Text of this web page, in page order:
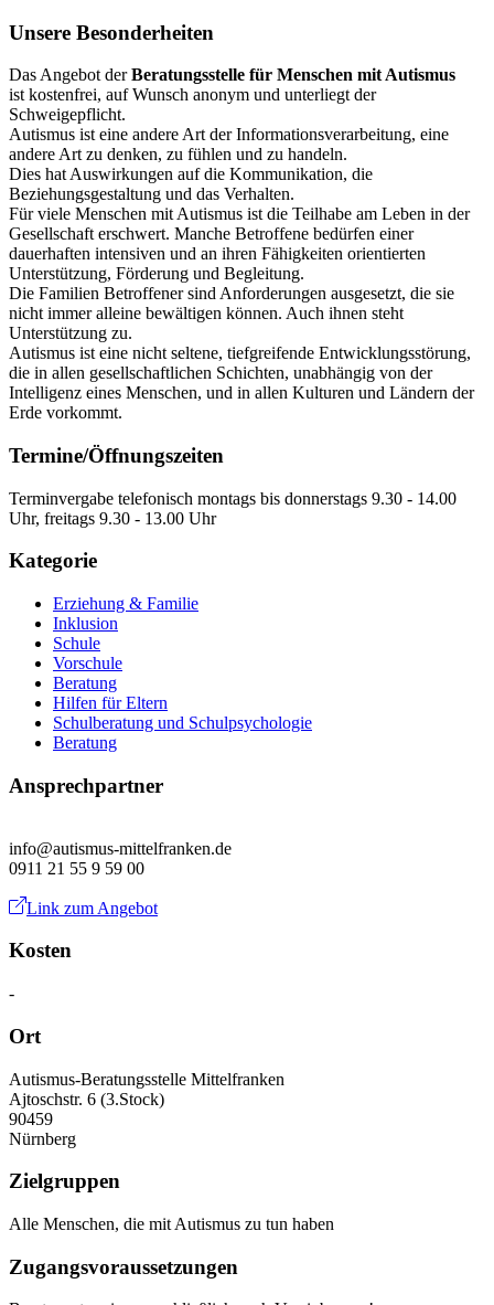
Unsere Besonderheiten
Das Angebot derBeratungsstelle für Menschen mit Autismus
ist kostenfrei, auf Wunsch anonym und unterliegt der
Schweigepflicht.
Autismus ist eine andere Art der Informationsverarbeitung, eine
andere Art zu denken, zu fühlen und zu handeln.
Dies hat Auswirkungen auf die Kommunikation, die
Beziehungsgestaltung und das Verhalten.
Für viele Menschen mit Autismus ist die Teilhabe am Leben in der
Gesellschaft erschwert. Manche Betroffene bedürfen einer
dauerhaften intensiven und an ihren Fähigkeiten orientierten
Unterstützung, Förderung und Begleitung.
Die Familien Betroffener sind Anforderungen ausgesetzt, die sie
nicht immer alleine bewältigen können. Auch ihnen steht
Unterstützung zu.
Autismus ist eine nicht seltene, tiefgreifende Entwicklungsstörung,
die in allen gesellschaftlichen Schichten, unabhängig von der
Intelligenz eines Menschen, und in allen Kulturen und Ländern der
Erde vorkommt.
Termine/Öffnungszeiten
Terminvergabe telefonisch montags bis donnerstags 9.30 - 14.00
Uhr, freitags 9.30 - 13.00 Uhr
Kategorie
Erziehung & Familie
Inklusion
Schule
Vorschule
Beratung
Hilfen für Eltern
Schulberatung und Schulpsychologie
Beratung
Ansprechpartner
info@autismus-mittelfranken.de
0911 21 55 9 59 00
Link zum Angebot
Kosten
-
Ort
Autismus-Beratungsstelle Mittelfranken
Ajtoschstr. 6 (3.Stock)
90459
Nürnberg
Zielgruppen
Alle Menschen, die mit Autismus zu tun haben
Zugangsvoraussetzungen